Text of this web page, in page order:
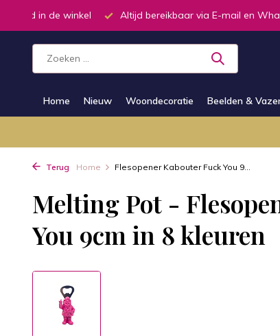
in de winkel Altijd bereikbaar via E-mail en
Home Nieuw Woondecoratie Beelden &
Terug Home Flesopener Kabouter Fuck You 9...
Melting Pot -
You 9cm in 8 kleuren